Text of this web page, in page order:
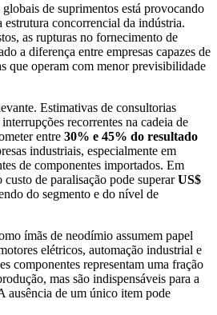
de suprimentos está provocando
estrutura concorrencial da indústria.
as rupturas no fornecimento de
a diferença entre empresas capazes de
que operam com menor previsibilidade
Estimativas de consultorias
recorrentes na cadeia de
entre 30% e 45% do resultado
industriais, especialmente em
de componentes importados. Em
custo de paralisação pode superarUS$
do segmento e do nível de
ímãs de neodímio assumem papel
elétricos, automação industrial e
componentes representam uma fração
mas são indispensáveis para a
ausência de um único item pode